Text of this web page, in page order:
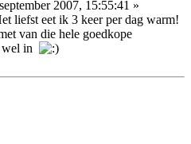
2007, 15:55:41 »
liefst eet ik 3 keer per dag warm!
van die hele goedkope
wel in